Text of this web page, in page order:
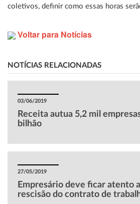
coletivos, definir como essas horas
Voltar para Notícias
NOTÍCIAS RELACIONADAS
03/06/2019
Receita autua 5,2 mil
bilhão
27/05/2019
Empresário deve ficar atento
rescisão do contrato de